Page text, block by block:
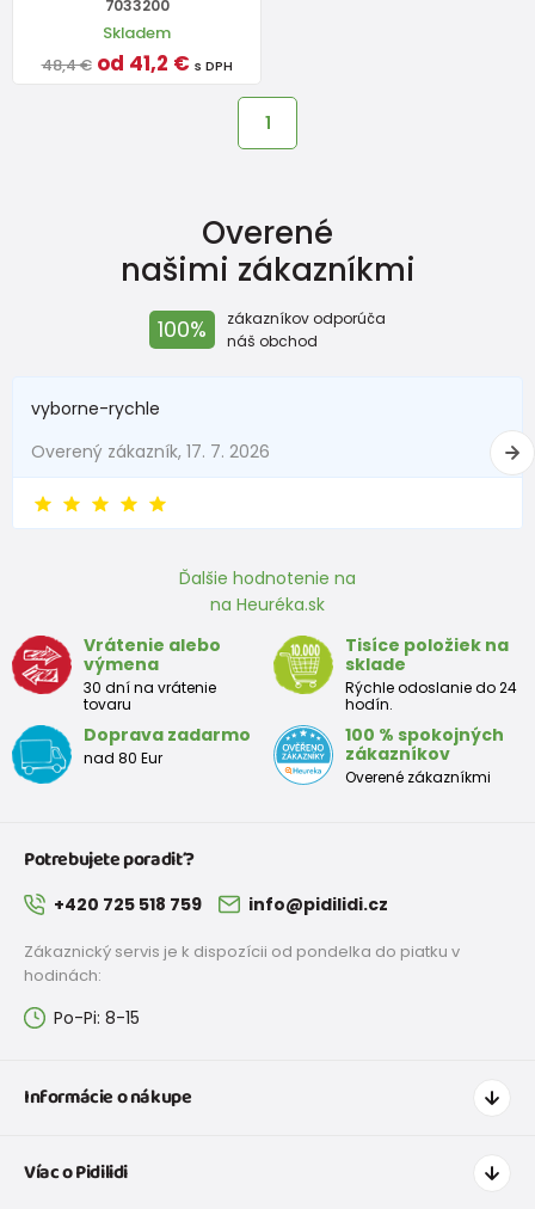
7033200
Skladem
48,4 € od 41,2 € s DPH
1
Overené
našimi zákazníkmi
100%
zákazníkov odporúča
náš obchod
vyborne-rychle
Overený zákazník, 17. 7. 2026
Ďalšie hodnotenie na
na Heuréka.sk
Vrátenie alebo
výmena
30 dní na vrátenie
tovaru
Tisíce položiek na
sklade
Rýchle odoslanie do 24
hodín.
Doprava zadarmo
nad 80 Eur
100 % spokojných
zákazníkov
Overené zákazníkmi
Potrebujete poradiť?
+420 725 518 759 info@pidilidi.cz
Zákaznický servis je k dispozícii od pondelka do piatku v
hodinách:
Po-Pi: 8-15
Informácie o nákupe
Doprava a platba
Víac o Pidilidi